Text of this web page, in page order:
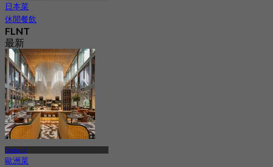
日本菜
休閒餐飲
FLNT
最新
4.7
起S$ 41.97
Orchard
歐洲菜